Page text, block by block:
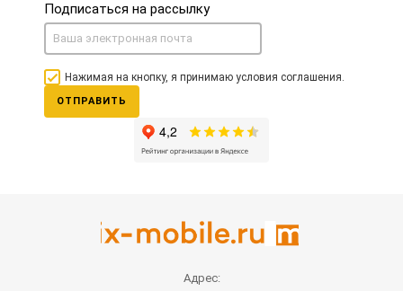
Подписаться на рассылку
Нажимая на кнопку, я принимаю условия соглашения.
ОТПРАВИТЬ
Адрес: